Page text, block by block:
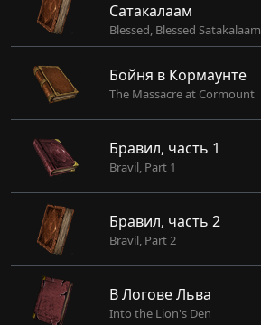
Сатакалаам
Blessed, Blessed Satakalaam
Бойня в Кормаунте
The Massacre at Cormount
Бравил, часть 1
Bravil, Part 1
Бравил, часть 2
Bravil, Part 2
В Логове Льва
Into the Lion's Den